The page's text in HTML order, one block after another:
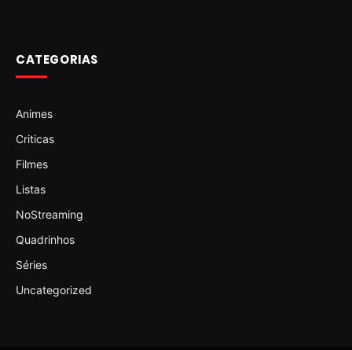
CATEGORIAS
Animes
Criticas
Filmes
Listas
NoStreaming
Quadrinhos
Séries
Uncategorized